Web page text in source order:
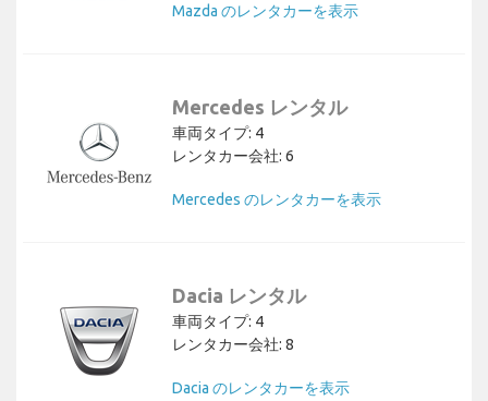
Mazda のレンタカーを表示
Mercedes レンタル
車両タイプ: 4
レンタカー会社: 6
Mercedes のレンタカーを表示
Dacia レンタル
車両タイプ: 4
レンタカー会社: 8
Dacia のレンタカーを表示